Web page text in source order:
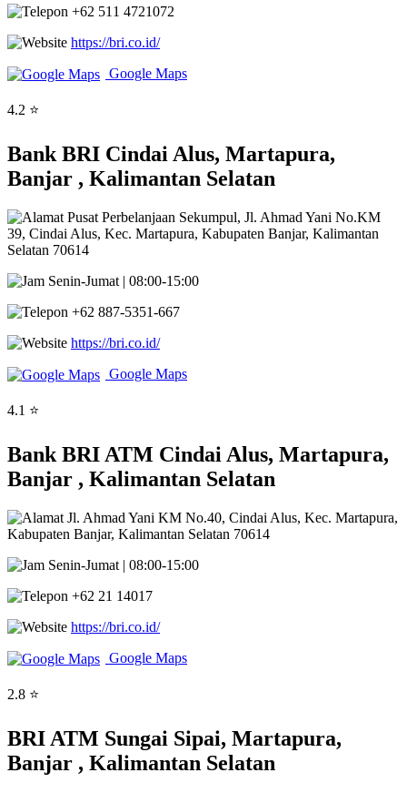
+62 511 4721072
https://bri.co.id/
Google Maps
4.2 ⭐
Bank BRI Cindai Alus, Martapura,
Banjar , Kalimantan Selatan
Pusat Perbelanjaan Sekumpul, Jl. Ahmad Yani No.KM
39, Cindai Alus, Kec. Martapura, Kabupaten Banjar, Kalimantan
Selatan 70614
Senin-Jumat | 08:00-15:00
+62 887-5351-667
https://bri.co.id/
Google Maps
4.1 ⭐
Bank BRI ATM Cindai Alus, Martapura,
Banjar , Kalimantan Selatan
Jl. Ahmad Yani KM No.40, Cindai Alus, Kec. Martapura,
Kabupaten Banjar, Kalimantan Selatan 70614
Senin-Jumat | 08:00-15:00
+62 21 14017
https://bri.co.id/
Google Maps
2.8 ⭐
BRI ATM Sungai Sipai, Martapura,
Banjar , Kalimantan Selatan